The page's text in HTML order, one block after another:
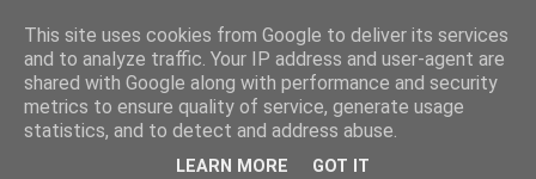
This site uses cookies from Google to deliver its services
and to analyze traffic. Your IP address and user-agent are
shared with Google along with performance and security
metrics to ensure quality of service, generate usage
statistics, and to detect and address abuse.
LEARN MORE GOT IT